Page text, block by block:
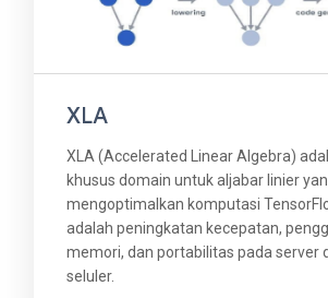
XLA
XLA (Accelerated Linear Algebra)
khusus domain untuk aljabar linier
mengoptimalkan komputasi
adalah peningkatan kecepatan,
memori, dan portabilitas pada server
seluler.